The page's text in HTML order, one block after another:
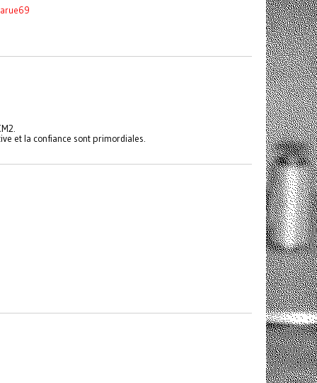
et la confiance sont primordiales.